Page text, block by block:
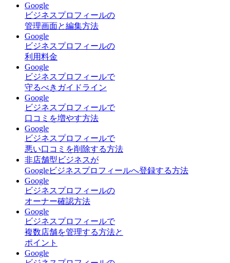
Google
ビジネスプロフィールの
管理画面と編集方法
Google
ビジネスプロフィールの
利用料金
Google
ビジネスプロフィールで
守るべきガイドライン
Google
ビジネスプロフィールで
口コミを増やす方法
Google
ビジネスプロフィールで
悪い口コミを削除する方法
非店舗型ビジネスが
Googleビジネスプロフィールへ登録する方法
Google
ビジネスプロフィールの
オーナー確認方法
Google
ビジネスプロフィールで
複数店舗を管理する方法と
ポイント
Google